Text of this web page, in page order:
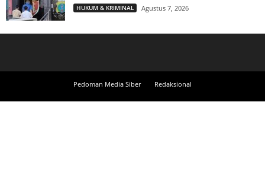
HUKUM & KRIMINAL Agustus 7, 2026
Pedoman Media Siber Redaksional